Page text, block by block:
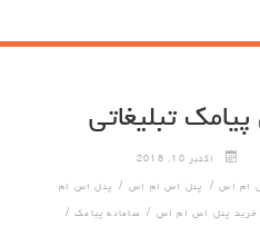
تبلیغاتی
اکتبر 10, 2018
اس/ پنل اس ام اس/ پنل اس ام
پنل اس ام اس/ سامانه پیامک /